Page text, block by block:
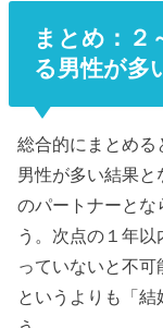
まとめ：２
る男性が多
総合的にまとめる
男性が多い結果と
のパートナーと
う。次点の１年
っていないと不可
というよりも「結